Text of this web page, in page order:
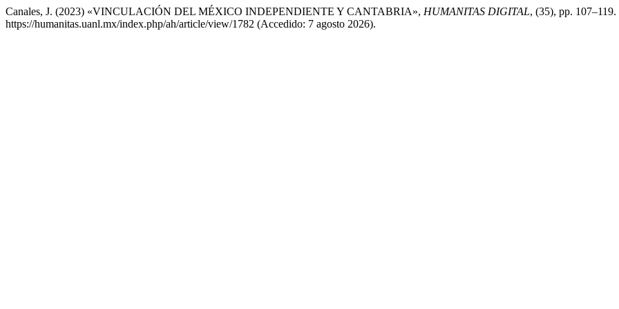
Canales, J. (2023) «VINCULACIÓN DEL MÉXICO INDEPENDIENTE Y CANTABRIA», HUMANITAS DIGITAL, (35), pp.
https://humanitas.uanl.mx/index.php/ah/article/view/1782 (Accedido: 7 agosto 2026).